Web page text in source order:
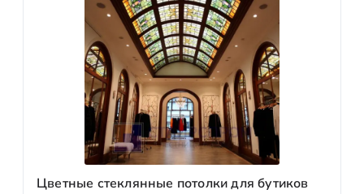
Цветные стеклянные потолки для бутиков